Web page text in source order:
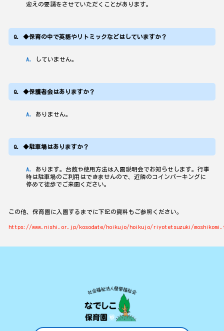
迎えの要請をさせていただくことがあります。
◆保育の中で英語やリトミックなどはしていますか？
していません。
◆保護者会はありますか？
ありません。
◆駐車場はありますか？
あります。台数や使用方法は入園説明会でお知らせします。行事
時は駐車場のご利用はできませんので、近隣のコインパーキングに
停めて徒歩でご来園ください。
この他、保育園に入園するまでに下記の資料もご参照ください。
https://www.nishi.or.jp/kosodate/hoikujo/hoikujo/riyotetsuzuki/